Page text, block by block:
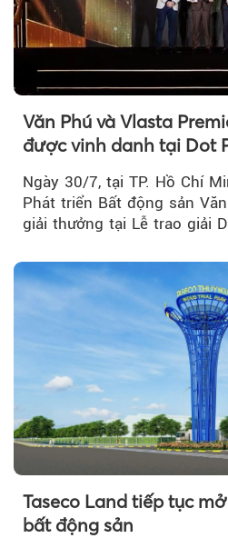
Văn Phú và Vlasta
được vinh danh tại Dot
Real Estate Awards 2026
Ngày 30/7, tại TP. Hồ Chí
Phát triển Bất động sản
giải thưởng tại Lễ trao giải
Taseco Land tiếp tục
bất động sản